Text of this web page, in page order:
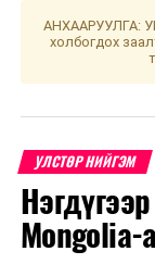
засгийн
байнгын
хороо
АНХААРУУЛГА:
холбогдох
УЛСТӨР НИЙГЭМ
Mongolia-